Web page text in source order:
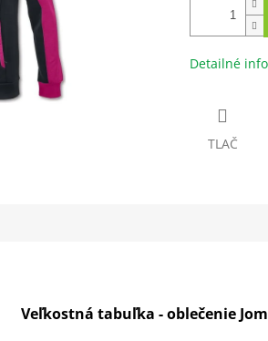
Detailné
TLAČ
Veľkostná tabuľka - oblečenie